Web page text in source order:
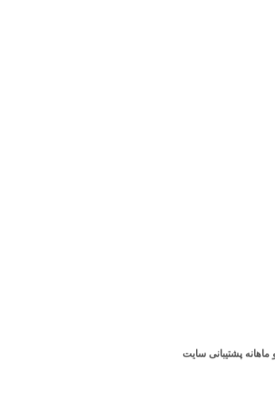
پشتیبانی سایت